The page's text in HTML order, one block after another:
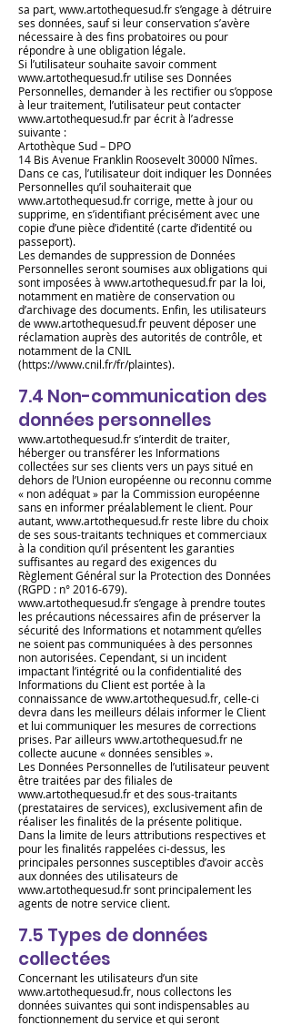
sa part, www.artothequesud.frs’engage à détruire
ses données, sauf si leur conservation s’avère
nécessaire à des fins probatoires ou pour
répondre à une obligation légale.
Si l’utilisateur souhaite savoir comment
www.artothequesud.fr utilise ses Données
Personnelles, demander à les rectifier ou s’oppose
à leur traitement, l’utilisateur peut contacter
www.artothequesud.fr par écrit à l’adresse
suivante :
Artothèque Sud – DPO
14 Bis Avenue Franklin Roosevelt 30000 Nîmes.
Dans ce cas, l’utilisateur doit indiquer les Données
Personnelles qu’il souhaiterait que
www.artothequesud.frcorrige, mette à jour ou
supprime, en s’identifiant précisément avec une
copie d’une pièce d’identité (carte d’identité ou
passeport).
Les demandes de suppression de Données
Personnelles seront soumises aux obligations qui
sont imposées à www.artothequesud.fr par la loi,
notamment en matière de conservation ou
d’archivage des documents. Enfin, les utilisateurs
dewww.artothequesud.fr peuvent déposer une
réclamation auprès des autorités de contrôle, et
notamment de la CNIL
(https://www.cnil.fr/fr/plaintes).
7.4 Non-communication des
données personnelles
www.artothequesud.frs’interdit de traiter,
héberger ou transférer les Informations
collectées sur ses clients vers un pays situé en
dehors de l’Union européenne ou reconnu comme
« non adéquat » par la Commission européenne
sans en informer préalablement le client. Pour
autant, www.artothequesud.fr reste libre du choix
de ses sous-traitants techniques et commerciaux
à la condition qu’il présentent les garanties
suffisantes au regard des exigences du
Règlement Général sur la Protection des Données
(RGPD : n° 2016-679).
www.artothequesud.frs’engage à prendre toutes
les précautions nécessaires afin de préserver la
sécurité des Informations et notamment qu’elles
ne soient pas communiquées à des personnes
non autorisées. Cependant, si un incident
impactant l’intégrité ou la confidentialité des
Informations du Client est portée à la
connaissance dewww.artothequesud.fr , celle-ci
devra dans les meilleurs délais informer le Client
et lui communiquer les mesures de corrections
prises. Par ailleurs www.artothequesud.fr ne
collecte aucune « données sensibles ».
Les Données Personnelles de l’utilisateur peuvent
être traitées par des filiales de
www.artothequesud.fret des sous-traitants
(prestataires de services), exclusivement afin de
réaliser les finalités de la présente politique.
Dans la limite de leurs attributions respectives et
pour les finalités rappelées ci-dessus, les
principales personnes susceptibles d’avoir accès
aux données des utilisateurs de
www.artothequesud.frsont principalement les
agents de notre service client.
7.5 Types de données
collectées
Concernant les utilisateurs d’un site
www.artothequesud.fr , nous collectons les
données suivantes qui sont indispensables au
fonctionnement du service et qui seront